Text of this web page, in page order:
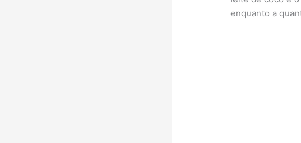
enquanto a